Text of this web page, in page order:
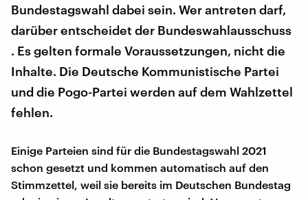
Bundestagswahl dabei sein. Wer antreten darf,
darüber entscheidet der Bundeswahlausschuss
. Es gelten formale Voraussetzungen, nicht die
Inhalte. Die Deutsche Kommunistische Partei
und die Pogo-Partei werden auf dem Wahlzettel
fehlen.
Einige Parteien sind für die Bundestagswahl 2021
schon gesetzt und kommen automatisch auf den
Stimmzettel, weil sie bereits im Deutschen Bundestag